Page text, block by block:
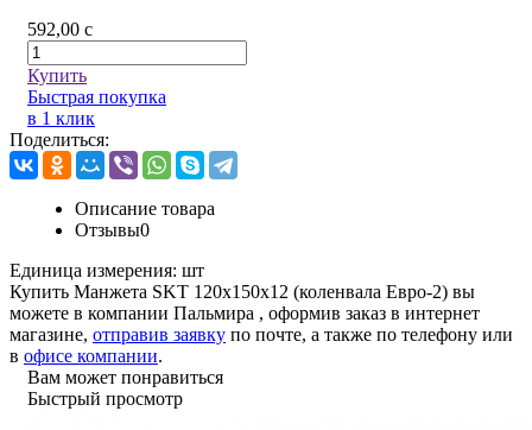
592,00 c
Купить
Быстрая покупка
в 1 клик
Поделиться:
Описание товара
Отзывы0
Единица измерения: шт
Купить Манжета SKT 120х150х12 (коленвала Евро-2) вы
можете в компании Пальмира , оформив заказ в интернет
магазине, отправив заявку по почте, а также по телефону или
в офисе компании.
Вам может понравиться
Быстрый просмотр